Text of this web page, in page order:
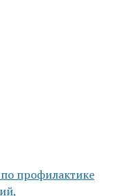
профилактике